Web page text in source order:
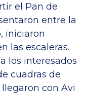
el Pan de
entre la
iniciaron
las escaleras.
los interesados
cuadras de
con Avi